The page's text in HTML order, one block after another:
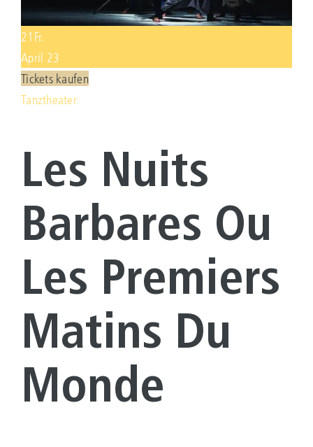
21 Fr.
April 23
Tickets kaufen
Tanztheater
Les Nuits
Barbares Ou
Les Premiers
Matins Du
Monde